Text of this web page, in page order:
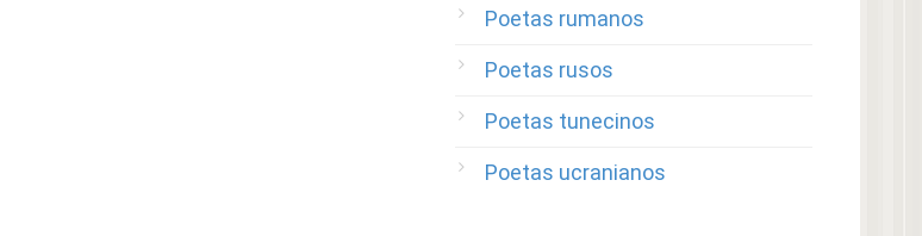
Poetas rumanos
Poetas rusos
Poetas tunecinos
Poetas ucranianos